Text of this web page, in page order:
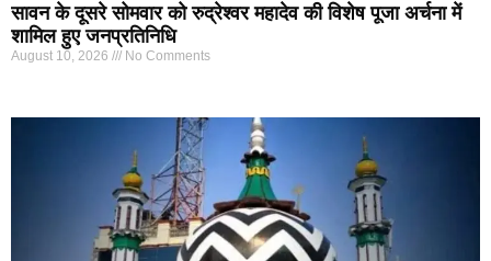
सावन के दूसरे सोमवार को रुद्रेश्वर महादेव की विशेष पूजा अर्चना में
शामिल हुए जनप्रतिनिधि
August 10, 2026 No Comments